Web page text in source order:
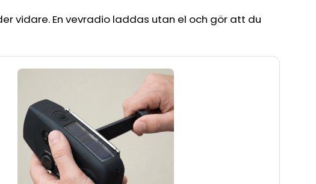
vidare. En vevradio laddas utan el och gör att du